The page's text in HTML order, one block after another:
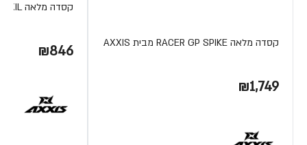
קסדה מלאה RACER GP SPIKE מבית AXXIS
₪1,749
קסדה מלאה HAWK EVO IXIL מבית AXXIS
₪846